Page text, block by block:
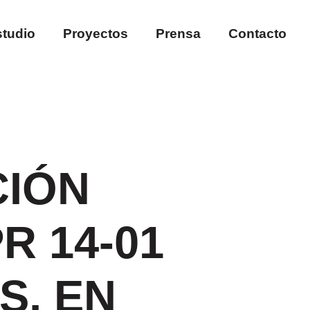
Proyectos Prensa Contacto
14-01
EN